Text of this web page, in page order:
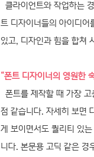
클라이언트와 작업하는
트 디자이너들의 아이디
있고, 디자인과 힘을 합쳐
“폰트 디자이너의 영원한
폰트를 제작할 때 가장
점 같습니다. 자세히 보면
게 보이면서도 퀄리티 있
니다. 본문용 고딕 같은 경